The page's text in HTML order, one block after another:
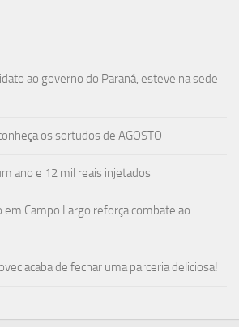
ao governo do Paraná, esteve na sede
os sortudos de AGOSTO
ano e 12 mil reais injetados
em Campo Largo reforça combate ao
acaba de fechar uma parceria deliciosa!